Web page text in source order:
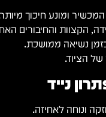
ומונע חיכוך
הקצוות והחיבורים
נשיאה ממושכת.
הציוד.
נייד
ונוחה לאחיזה.